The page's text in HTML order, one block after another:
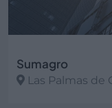
Sumagro
Las Palmas de